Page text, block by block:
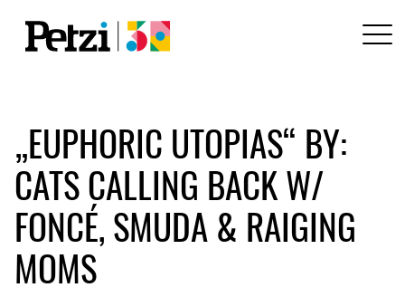
„EUPHORIC UTOPIAS“ BY:
CATS CALLING BACK W/
FONCÉ, SMUDA & RAIGING
MOMS